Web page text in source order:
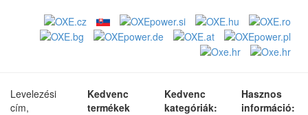
Levelezési
cím,
Kedvenc
termékek
Kedvenc
kategóriák:
Hasznos
információ: